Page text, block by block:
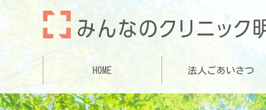
HOME 法人ごあいさつ